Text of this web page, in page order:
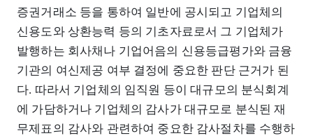
증권거래소 등을 통하여 일반에 공시되고 기업체의
신용도와 상환능력 등의 기초자료로서 그 기업체가
발행하는 회사채나 기업어음의 신용등급평가와 금융
기관의 여신제공 여부 결정에 중요한 판단 근거가 된
다. 따라서 기업체의 임직원 등이 대규모의 분식회계
에 가담하거나 기업체의 감사가 대규모로 분식된 재
무제표의 감사와 관련하여 중요한 감사절차를 수행하